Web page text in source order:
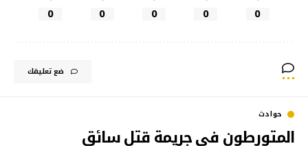
0
0
0
0
0
ضع تعليقك
حوادث
المتورطون في جريمة قتل سائق